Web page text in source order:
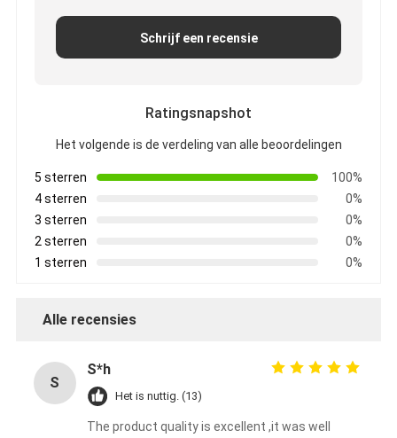
Schrijf een recensie
Ratingsnapshot
Het volgende is de verdeling van alle beoordelingen
5 sterren
100%
4 sterren
0%
3 sterren
0%
2 sterren
0%
1 sterren
0%
Alle recensies
S
S*h
Het is nuttig. (13)
The product quality is excellent ,it was well